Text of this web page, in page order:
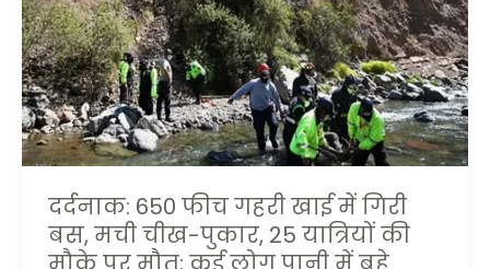
दर्दनाक: 650 फीच गहरी खाई में गिरी
बस, मची चीख-पुकार, 25 यात्रियों की
में
गिरी
बस,
मची
चीख-
पुकार,
25
यात्रियों
की
मौके